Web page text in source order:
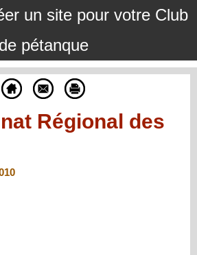
un site pour votre Club
de pétanque
Régional des